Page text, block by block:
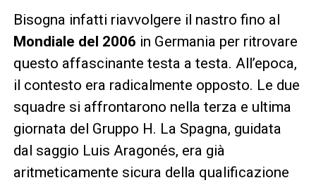
Bisogna infatti riavvolgere il nastro fino al
Mondiale del 2006 in Germania per ritrovare
questo affascinante testa a testa. All’epoca,
il contesto era radicalmente opposto. Le due
squadre si affrontarono nella terza e ultima
giornata del Gruppo H. La Spagna, guidata
dal saggio Luis Aragonés, era già
aritmeticamente sicura della qualificazione